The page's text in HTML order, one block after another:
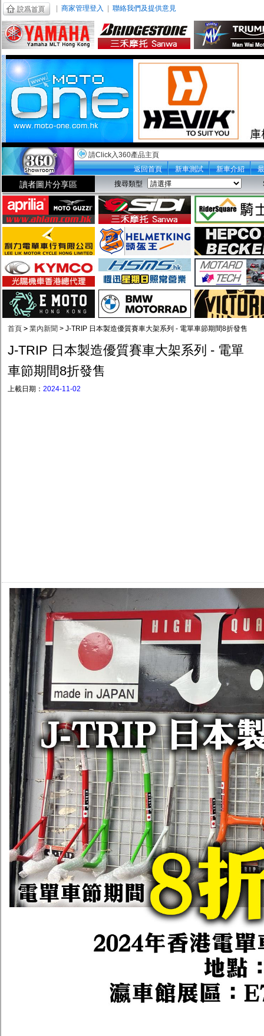
商家管理登入 聯絡我們及提供意見
請Click入360產品主頁
返回首頁
新車測試 新車介紹
讀者圖片分享區 搜尋類型
首頁 > 業內新聞 > J-TRIP 日本製造優質賽車大架系列 - 電單車節期間8折發售
J-TRIP 日本製造優質賽車大架系列 - 電單
車節期間8折發售
上載日期： 2024-11-02